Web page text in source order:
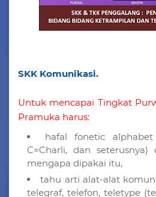
SKK Komunikasi.
Untuk mencapai Tingkat
Pramuka harus:
hafal fonetic alphabet
C=Charli, dan seterusnya)
mengapa dipakai itu,
tahu arti alat-alat
telegraf, telefon, teletype